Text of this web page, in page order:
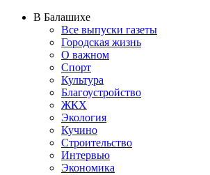
В Балашихе
Все выпуски газеты
Городская жизнь
О важном
Спорт
Культура
Благоустройство
ЖКХ
Экология
Кучино
Строительство
Интервью
Экономика